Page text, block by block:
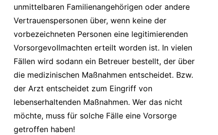
unmittelbaren Familienangehörigen oder andere
Vertrauenspersonen über, wenn keine der
vorbezeichneten Personen eine legitimierenden
Vorsorgevollmachten erteilt worden ist. In vielen
Fällen wird sodann ein Betreuer bestellt, der über
die medizinischen Maßnahmen entscheidet. Bzw.
der Arzt entscheidet zum Eingriff von
lebenserhaltenden Maßnahmen. Wer das nicht
möchte, muss für solche Fälle eine Vorsorge
getroffen haben!